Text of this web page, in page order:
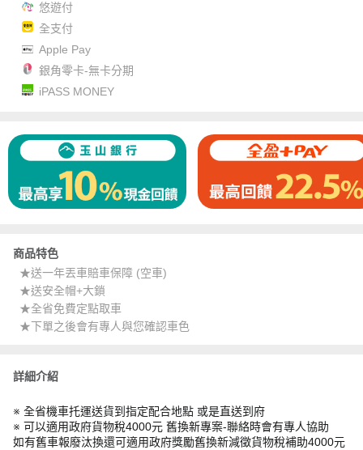
悠遊付
全支付
Apple Pay
銀角零卡-無卡分期
iPASS MONEY
商品特色
★送一年丟車賠車保障 (空車)
★送安全帽+大鎖
★全省免費定點取車
★下單之後會有專人與您確認車色
詳細介紹
※ 全省機車托運送貨到指定配合地點 或是直送到府
※ 可以適用政府貨物稅4000元 舊換新專案-聯絡時會有專人協助
如有舊車報廢汰換還可適用政府獎勵舊換新減徵貨物稅補助4000元